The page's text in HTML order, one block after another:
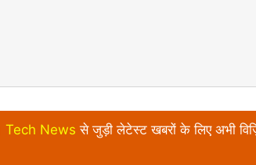
Tech News से जुड़ी लेटेस्ट खबरों के लिए अभी